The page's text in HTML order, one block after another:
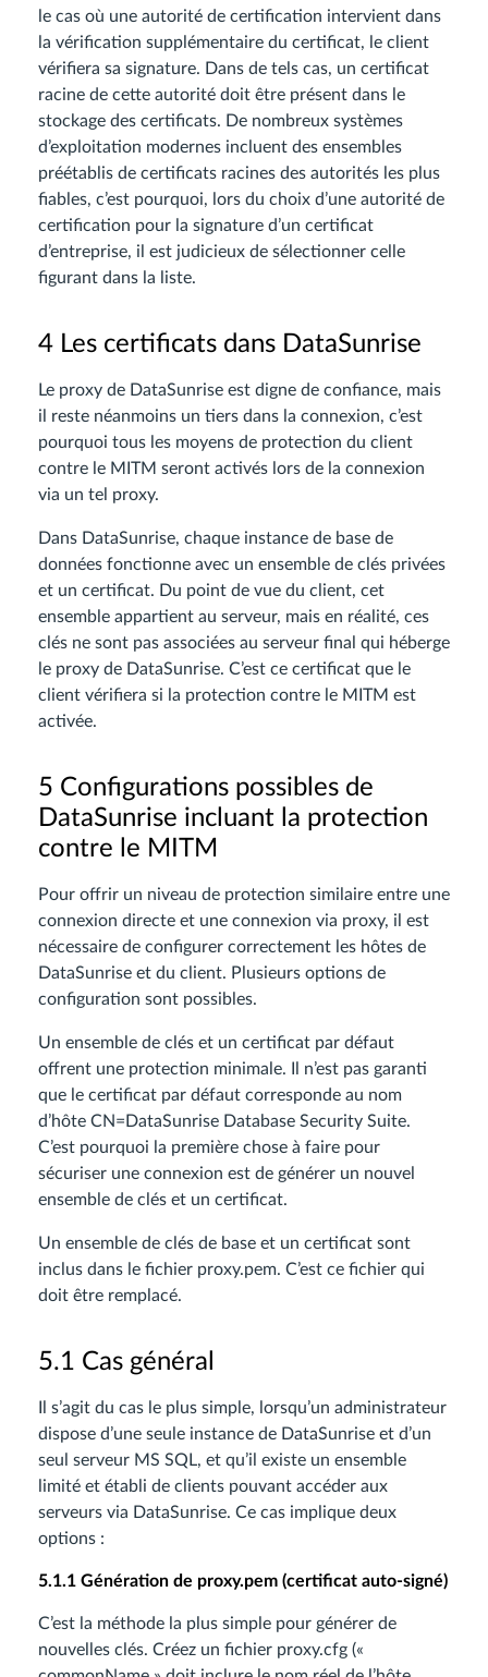
le cas où une autorité de certification intervient dans
la vérification supplémentaire du certificat, le client
vérifiera sa signature. Dans de tels cas, un certificat
racine de cette autorité doit être présent dans le
stockage des certificats. De nombreux systèmes
d’exploitation modernes incluent des ensembles
préétablis de certificats racines des autorités les plus
fiables, c’est pourquoi, lors du choix d’une autorité de
certification pour la signature d’un certificat
d’entreprise, il est judicieux de sélectionner celle
figurant dans la liste.
4 Les certificats dans DataSunrise
Le proxy de DataSunrise est digne de confiance, mais
il reste néanmoins un tiers dans la connexion, c’est
pourquoi tous les moyens de protection du client
contre le MITM seront activés lors de la connexion
via un tel proxy.
Dans DataSunrise, chaque instance de base de
données fonctionne avec un ensemble de clés privées
et un certificat. Du point de vue du client, cet
ensemble appartient au serveur, mais en réalité, ces
clés ne sont pas associées au serveur final qui héberge
le proxy de DataSunrise. C’est ce certificat que le
client vérifiera si la protection contre le MITM est
activée.
5 Configurations possibles de
DataSunrise incluant la protection
contre le MITM
Pour offrir un niveau de protection similaire entre une
connexion directe et une connexion via proxy, il est
nécessaire de configurer correctement les hôtes de
DataSunrise et du client. Plusieurs options de
configuration sont possibles.
Un ensemble de clés et un certificat par défaut
offrent une protection minimale. Il n’est pas garanti
que le certificat par défaut corresponde au nom
d’hôte CN=DataSunrise Database Security Suite.
C’est pourquoi la première chose à faire pour
sécuriser une connexion est de générer un nouvel
ensemble de clés et un certificat.
Un ensemble de clés de base et un certificat sont
inclus dans le fichier proxy.pem. C’est ce fichier qui
doit être remplacé.
5.1 Cas général
Il s’agit du cas le plus simple, lorsqu’un administrateur
dispose d’une seule instance de DataSunrise et d’un
seul serveur MS SQL, et qu’il existe un ensemble
limité et établi de clients pouvant accéder aux
serveurs via DataSunrise. Ce cas implique deux
options :
5.1.1 Génération de proxy.pem (certificat auto-signé)
C’est la méthode la plus simple pour générer de
nouvelles clés. Créez un fichier proxy.cfg («